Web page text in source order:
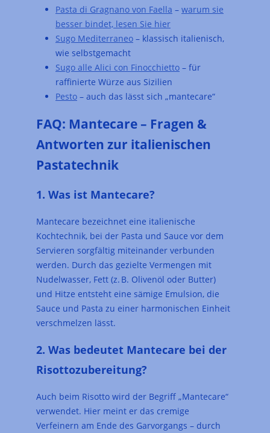
Pasta di Gragnano von Faella – warum sie
besser bindet, lesen Sie hier
Sugo Mediterraneo – klassisch italienisch,
wie selbstgemacht
Sugo alle Alici con Finocchietto – für
raffinierte Würze aus Sizilien
Pesto – auch das lässt sich „mantecare“
FAQ: Mantecare – Fragen &
Antworten zur italienischen
Pastatechnik
1. Was ist Mantecare?
Mantecare bezeichnet eine italienische
Kochtechnik, bei der Pasta und Sauce vor dem
Servieren sorgfältig miteinander verbunden
werden. Durch das gezielte Vermengen mit
Nudelwasser, Fett (z. B. Olivenöl oder Butter)
und Hitze entsteht eine sämige Emulsion, die
Sauce und Pasta zu einer harmonischen Einheit
verschmelzen lässt.
2. Was bedeutet Mantecare bei der
Risottozubereitung?
Auch beim Risotto wird der Begriff „Mantecare“
verwendet. Hier meint er das cremige
Verfeinern am Ende des Garvorgangs – durch